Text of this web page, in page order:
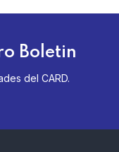
Boletin
del CARD.